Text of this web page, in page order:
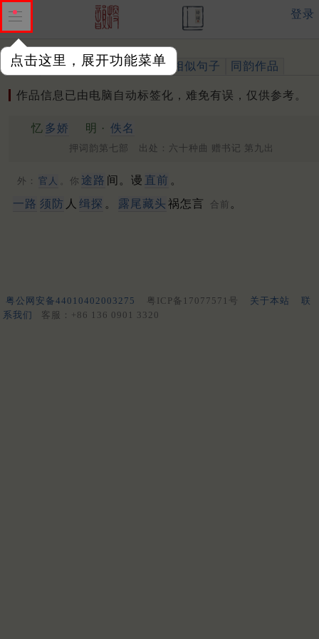
点击这里，展开功能菜单
登录
作品 标注四声 出处、引用 相似句子 同韵作品
作品信息已由电脑自动标签化，难免有误，仅供参考。
忆 多娇 明 · 佚名
押词韵第七部 出处：六十种曲 赠书记 第九出
外： 官人 。你 途路 间。谩 直前 。
一路 须防 人 缉探 。 露尾藏头 祸怎言 合前 。
粤公网安备44010402003275 粤ICP备17077571号 关于本站
联
系我们
客服：+86 136 0901 3320